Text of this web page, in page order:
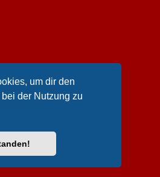
um dir den
der Nutzung zu